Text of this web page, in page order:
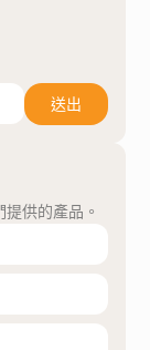
送出
供的產品。